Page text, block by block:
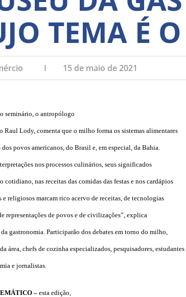
TEMA É
15 de maio de 2021
seminário, o antropólogo
Raul Lody, comenta que o milho forma os sistemas alimentares
povos americanos, do Brasil e, em especial, da Bahia.
nos processos culinários, seus significados
cotidiano, nas receitas das comidas das festas e nos cardápios
e religiosos marcam rico acervo de receitas, de tecnologias
representações de povos e de civilizações”, explica
gastronomia. Participarão dos debates em torno do milho,
área, chefs de cozinha especializados, pesquisadores, estudantes
e jornalistas.
– esta edição,